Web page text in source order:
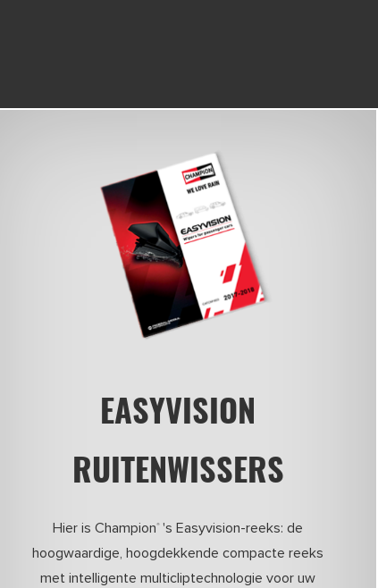
EASYVISION
RUITENWISSERS
Hier is Champion® 's Easyvision-reeks: de
hoogwaardige, hoogdekkende compacte reeks
met intelligente multicliptechnologie voor uw